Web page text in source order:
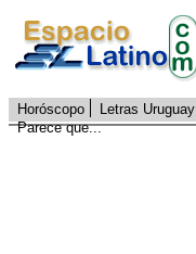
Horóscopo Letras Uruguay
Parece que...